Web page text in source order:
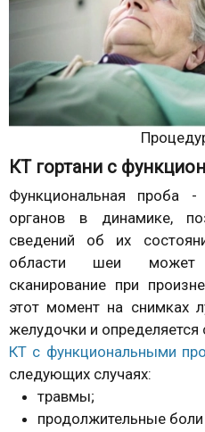
КТ гортани с
Функциональная проба
органов в динамике,
сведений об их
области шеи может
сканирование при
этот момент на снимках
желудочки и
КТ с функциональными
следующих случаях:
травмы;
продолжительные боли